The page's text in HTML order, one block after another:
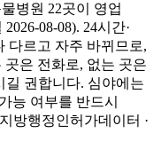
병원 22곳이 영업
08-08). 24시간·
다르고 자주 바뀌므로,
은 전화로, 없는 곳은
길 권합니다. 심야에는
능 여부를 반드시
방행정인허가데이터 ·